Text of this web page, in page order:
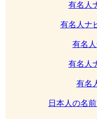
有名人
有名人ナ
有名
有名人
有名
日本人の名